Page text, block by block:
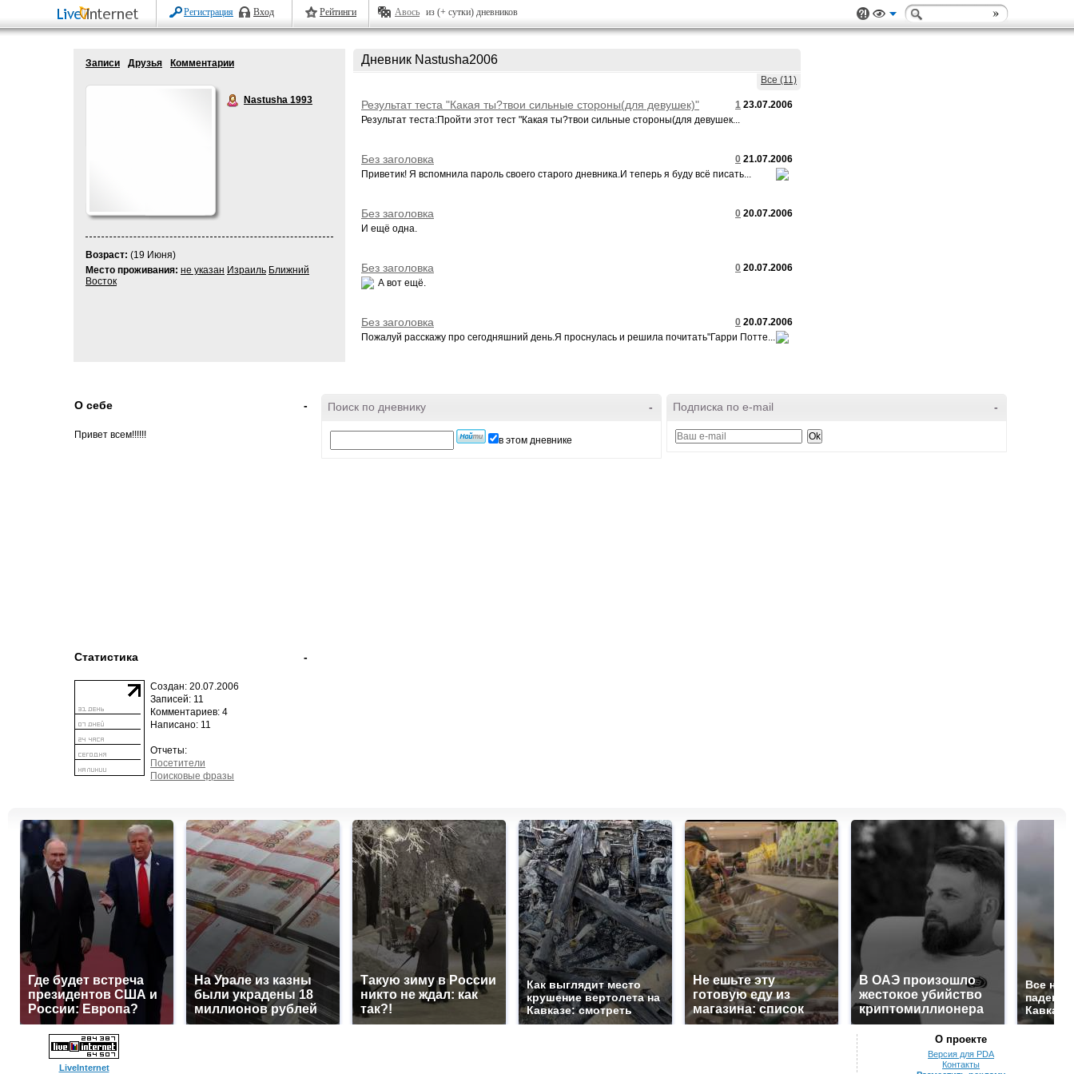
Регистрация Вход Рейтинги Авось из (+ сутки) дневников
Записи Друзья Комментарии
Nastusha 1993
Возраст: (19 Июня)
Место проживания: не указан Израиль Ближний
Восток
Дневник Nastusha2006
Все (11)
1 23.07.2006
Результат теста "Какая ты?твои сильные стороны(для девушек)"
Результат теста:Пройти этот тест "Какая ты?твои сильные стороны(для девушек...
0 21.07.2006
Без заголовка
Приветик! Я вспомнила пароль своего старого дневника.И теперь я буду всё писать...
0 20.07.2006
Без заголовка
И ещё одна.
0 20.07.2006
Без заголовка
А вот ещё.
0 20.07.2006
Без заголовка
Пожалуй расскажу про сегодняшний день.Я проснулась и решила почитать"Гарри Потте...
-
О себе
Привет всем!!!!!!
-
Статистика
Создан: 20.07.2006
Записей: 11
Комментариев: 4
Написано: 11
Отчеты:
Посетители
Поисковые фразы
-
Поиск по дневнику
в этом дневнике
-
Подписка по e-mail
Где будет встреча
президентов США и
России: Европа?
На Урале из казны
были украдены 18
миллионов рублей
Такую зиму в России
никто не ждал: как
так?!
Как выглядит место
крушение вертолета на
Кавказе: смотреть
Не ешьте эту
готовую еду из
магазина: список
В ОАЭ произошло
жестокое убийство
криптомиллионера
Все
LiveInternet
О проекте
Версия для PDA
Контакты